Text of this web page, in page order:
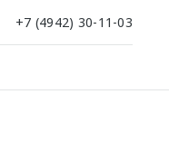
+7 (4942) 30-11-03